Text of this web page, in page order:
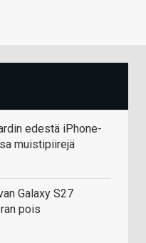
edestä iPhone-
muistipiirejä
Galaxy S27
pois